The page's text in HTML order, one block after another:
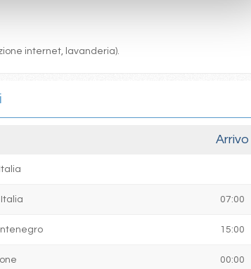
internet, lavanderia).
Arrivo
07:00
15:00
00:00